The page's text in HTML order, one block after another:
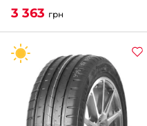
3 363 грн